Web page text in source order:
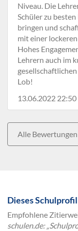
Niveau. Die
Schüler zu
bringen und
mit einer
Hohes
Lehrern auch im
Lob!
13.06.2022 22:50
Alle
Dieses
Empfohlene
schulen.de: